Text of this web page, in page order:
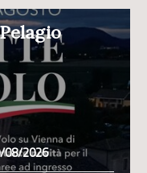
08/2026